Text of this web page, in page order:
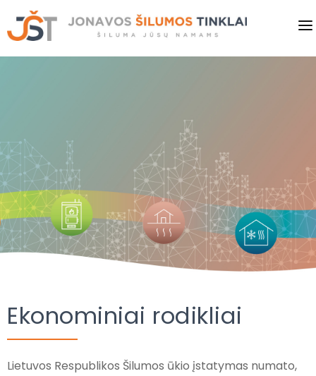
PRADINIS
PASLAUGOS
KAINOS
SAVITARNA
NAUJIENOS
Ekonominiai rodikliai
Lietuvos Respublikos Šilumos ūkio įstatymas numato,